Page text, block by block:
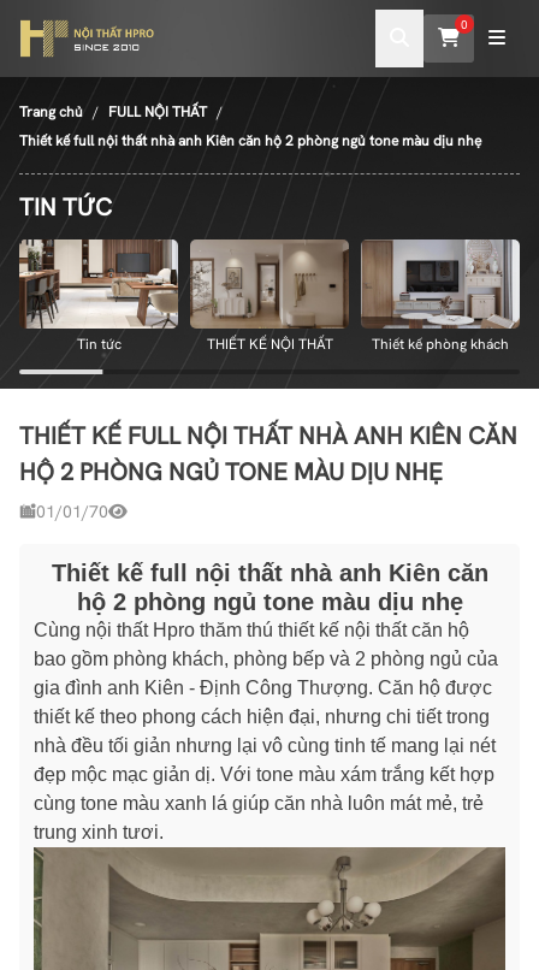
0
Trang chủ
FULL NỘI THẤT
Thiết kế full nội thất nhà anh Kiên căn hộ 2 phòng ngủ tone màu dịu nhẹ
TIN TỨC
Tin tức THIẾT KẾ NỘI THẤT Thiết kế phòng khách
THIẾT KẾ FULL NỘI THẤT NHÀ ANH KIÊN CĂN
HỘ 2 PHÒNG NGỦ TONE MÀU DỊU NHẸ
01/01/70
Thiết kế full nội thất nhà anh Kiên căn
hộ 2 phòng ngủ tone màu dịu nhẹ
Cùng nội thất Hpro thăm thú thiết kế nội thất căn hộ
bao gồm phòng khách, phòng bếp và 2 phòng ngủ của
gia đình anh Kiên - Định Công Thượng. Căn hộ được
thiết kế theo phong cách hiện đại, nhưng chi tiết trong
nhà đều tối giản nhưng lại vô cùng tinh tế mang lại nét
đẹp mộc mạc giản dị. Với tone màu xám trắng kết hợp
cùng tone màu xanh lá giúp căn nhà luôn mát mẻ, trẻ
trung xinh tươi.